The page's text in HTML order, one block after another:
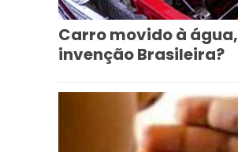
Carro movido à água,
invenção Brasileira?